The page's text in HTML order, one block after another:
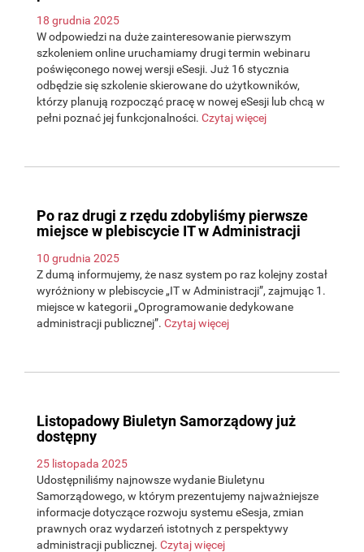
18 grudnia 2025
W odpowiedzi na duże zainteresowanie pierwszym
szkoleniem online uruchamiamy drugi termin webinaru
poświęconego nowej wersji eSesji. Już 16 stycznia
odbędzie się szkolenie skierowane do użytkowników,
którzy planują rozpocząć pracę w nowej eSesji lub chcą w
pełni poznać jej funkcjonalności. Czytaj więcej
Po raz drugi z rzędu zdobyliśmy pierwsze
miejsce w plebiscycie IT w Administracji
10 grudnia 2025
Z dumą informujemy, że nasz system po raz kolejny został
wyróżniony w plebiscycie „IT w Administracji”, zajmując 1.
miejsce w kategorii „Oprogramowanie dedykowane
administracji publicznej”. Czytaj więcej
Listopadowy Biuletyn Samorządowy już
dostępny
25 listopada 2025
Udostępniliśmy najnowsze wydanie Biuletynu
Samorządowego, w którym prezentujemy najważniejsze
informacje dotyczące rozwoju systemu eSesja, zmian
prawnych oraz wydarzeń istotnych z perspektywy
administracji publicznej. Czytaj więcej